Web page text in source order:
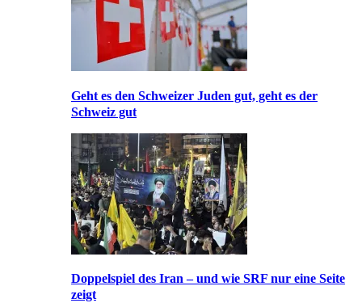
Geht es den Schweizer Juden gut, geht es der
Schweiz gut
Doppelspiel des Iran – und wie SRF nur eine Seite
zeigt